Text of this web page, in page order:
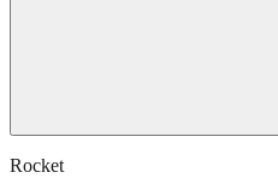
Rocket